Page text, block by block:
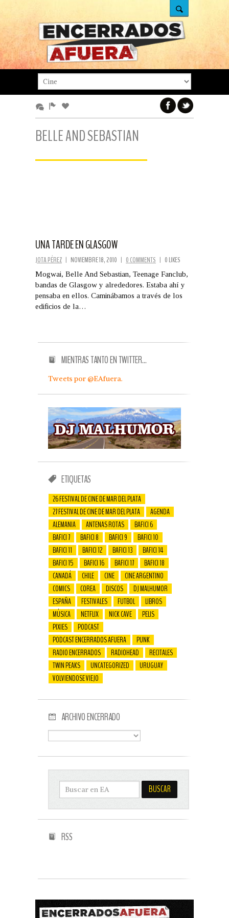
BELLE AND SEBASTIAN
UNA TARDE EN GLASGOW
JOTA PÉREZ | NOVIEMBRE 18, 2010 | 0 COMMENTS | 0 LIKES
Mogwai, Belle And Sebastian, Teenage Fanclub,
bandas de Glasgow y alrededores. Estaba ahí y
pensaba en ellos. Caminábamos a través de los
edificios de la…
MIENTRAS TANTO EN TWITTER…
Tweets por @EAfuera.
ETIQUETAS
26 FESTIVAL DE CINE DE MAR DEL PLATA
27 FESTIVAL DE CINE DE MAR DEL PLATA
AGENDA
ALEMANIA
ANTENAS ROTAS
BAFICI 6
BAFICI 7
BAFICI 8 BAFICI 9
BAFICI 10
BAFICI 11
BAFICI 12 BAFICI 13
BAFICI 14
BAFICI 15
BAFICI 16 BAFICI 17
BAFICI 18
CANADÁ
CHILE CINE
CINE ARGENTINO
COMICS
COREA DISCOS
DJ MALHUMOR
ESPAÑA
FESTIVALES FUTBOL
LIBROS
MÚSICA
NETFLIX NICK CAVE
PELIS
PIXIES
PODCAST
PODCAST ENCERRADOS AFUERA
PUNK
RADIO ENCERRADOS
RADIOHEAD
RECITALES
TWIN PEAKS
UNCATEGORIZED
URUGUAY
VOLVIENDOSE VIEJO
ARCHIVO ENCERRADO
RSS